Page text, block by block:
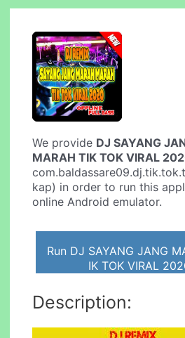
We provide DJ SAYANG
MARAH TIK TOK VIRAL
kap) in order to run this
online Android emulator.
Run DJ SAYANG JANG
IK TOK VIRAL
Description: